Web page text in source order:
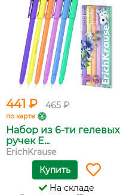
441 ₽ 465 ₽
по карте
Набор из 6-ти гелевых
ручек E...
ErichKrause
Купить
На складе